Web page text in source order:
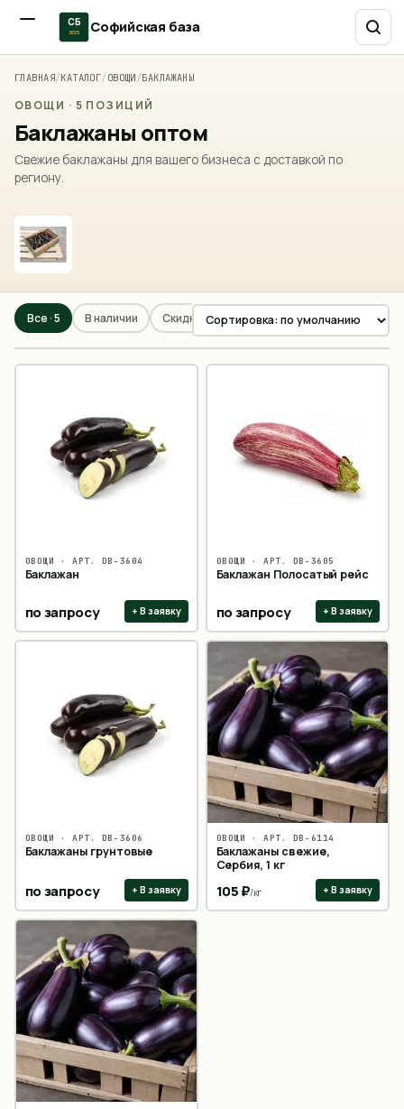
СБ
2015 Софийская база
ГЛАВНАЯ/КАТАЛОГ/ ОВОЩИ/БАКЛАЖАНЫ
ОВОЩИ · 5 ПОЗИЦИЙ
Баклажаны оптом
Свежие баклажаны для вашего бизнеса с доставкой по
региону.
Все ·5 В наличии Скидки Мало Сезон
ОВОЩИ · АРТ. DB-3604
Баклажан
по запросу + В заявку
ОВОЩИ · АРТ. DB-3605
Баклажан Полосатый рейс
по запросу + В заявку
ОВОЩИ · АРТ. DB-3606
Баклажаны грунтовые
по запросу + В заявку
ОВОЩИ · АРТ. DB-6114
Баклажаны свежие,
Сербия, 1 кг
105₽/кг + В заявку